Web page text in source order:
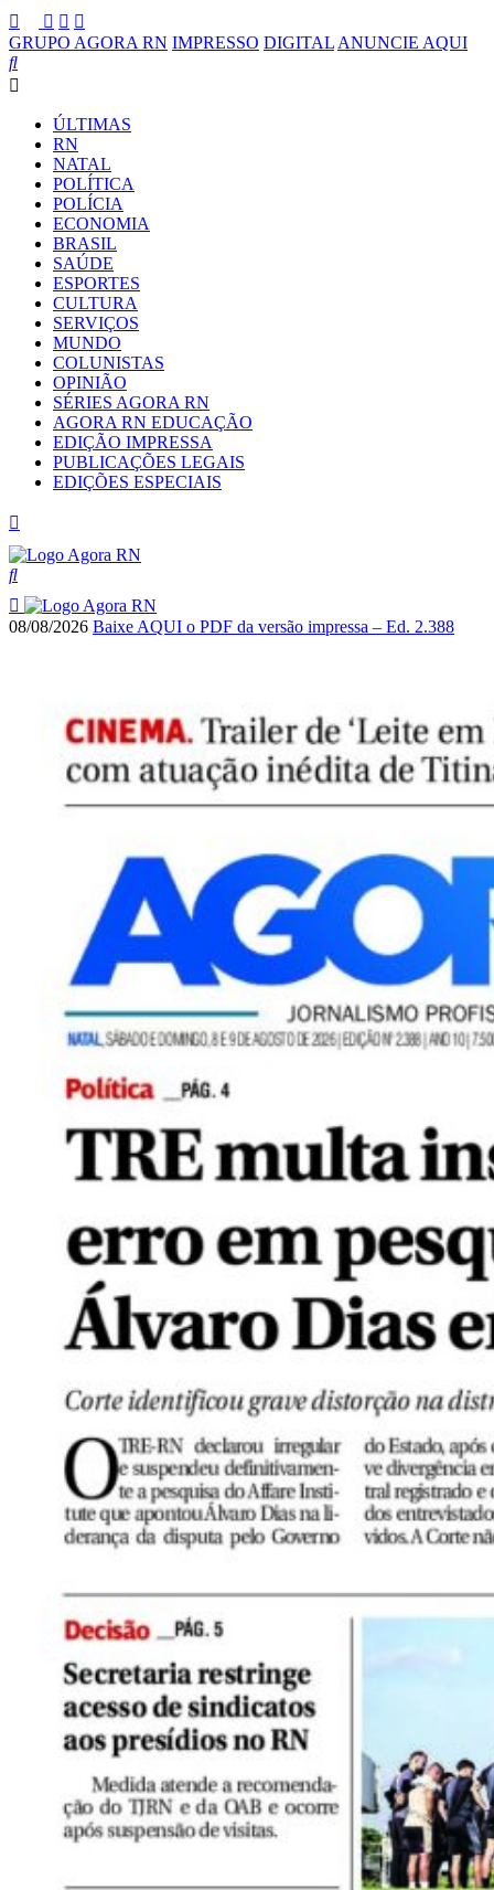
GRUPO AGORA RN IMPRESSO DIGITAL ANUNCIE AQUI
ÚLTIMAS
RN
NATAL
POLÍTICA
POLÍCIA
ECONOMIA
BRASIL
SAÚDE
ESPORTES
CULTURA
SERVIÇOS
MUNDO
COLUNISTAS
OPINIÃO
SÉRIES AGORA RN
AGORA RN EDUCAÇÃO
EDIÇÃO IMPRESSA
PUBLICAÇÕES LEGAIS
EDIÇÕES ESPECIAIS
08/08/2026 Baixe AQUI o PDF da versão impressa – Ed. 2.388